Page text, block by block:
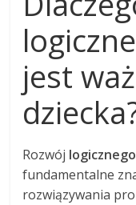
jest
Rozwój
fundamentalne
rozwiązywania